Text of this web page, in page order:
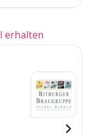
erhalten